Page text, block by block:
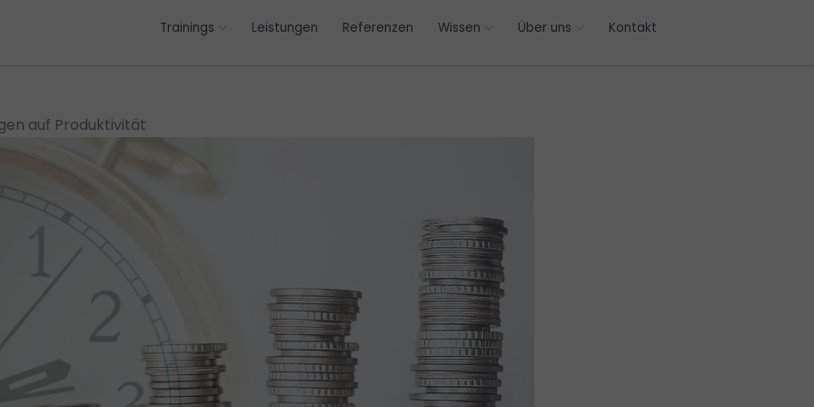
Trainings Leistungen Referenzen Wissen Über uns Kontakt
auf Produktivität